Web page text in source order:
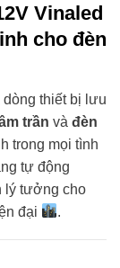
Vinaled
cho đèn
dòng thiết bị lưu
trần và đèn
trong mọi tình
tự động
lý tưởng cho
đại
.